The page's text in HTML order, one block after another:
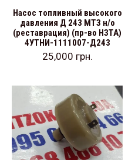
Насос топливный высокого
давления Д 243 МТЗ н/о
(реставрация) (пр-во НЗТА)
4УТНИ-1111007-Д243
25,000 грн.